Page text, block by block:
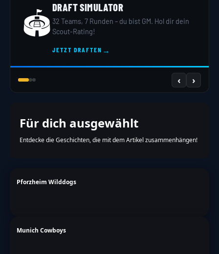
🏟️
DRAFT SIMULATOR
32 Teams, 7 Runden – du bist GM. Hol dir dein
Scout-Rating!
JETZT DRAFTEN →
‹ ›
Für dich ausgewählt
Entdecke die Geschichten, die mit dem Artikel zusammenhängen!
Pforzheim Wilddogs
Munich Cowboys